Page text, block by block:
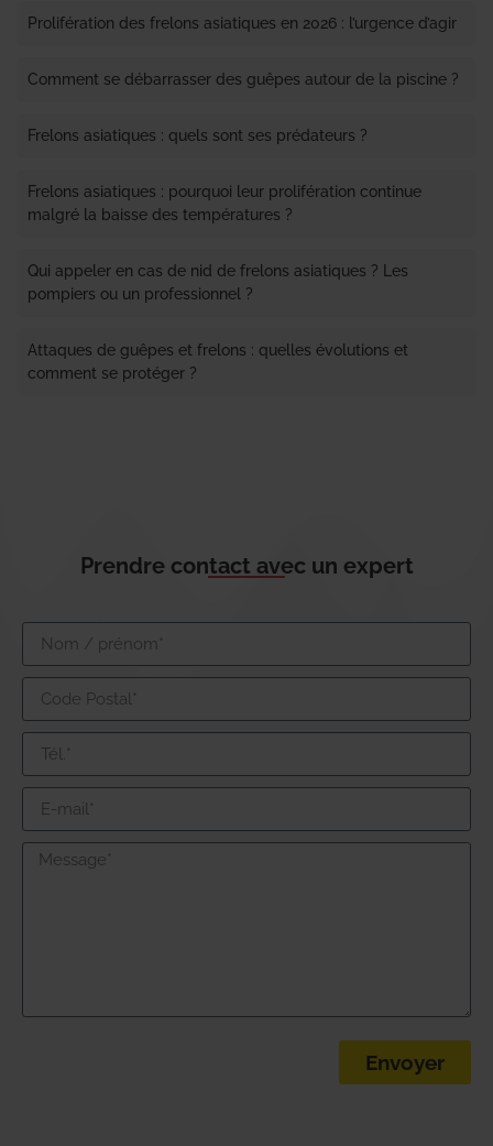
Prolifération des frelons asiatiques en 2026 : l’urgence d’agir
Comment se débarrasser des guêpes autour de la piscine ?
Frelons asiatiques : quels sont ses prédateurs ?
Frelons asiatiques : pourquoi leur prolifération continue
malgré la baisse des températures ?
Qui appeler en cas de nid de frelons asiatiques ? Les
pompiers ou un professionnel ?
Attaques de guêpes et frelons : quelles évolutions et
comment se protéger ?
Prendre contact avec un expert
Envoyer